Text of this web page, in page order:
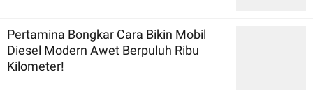
Pertamina Bongkar Cara Bikin Mobil
Diesel Modern Awet Berpuluh Ribu
Kilometer!